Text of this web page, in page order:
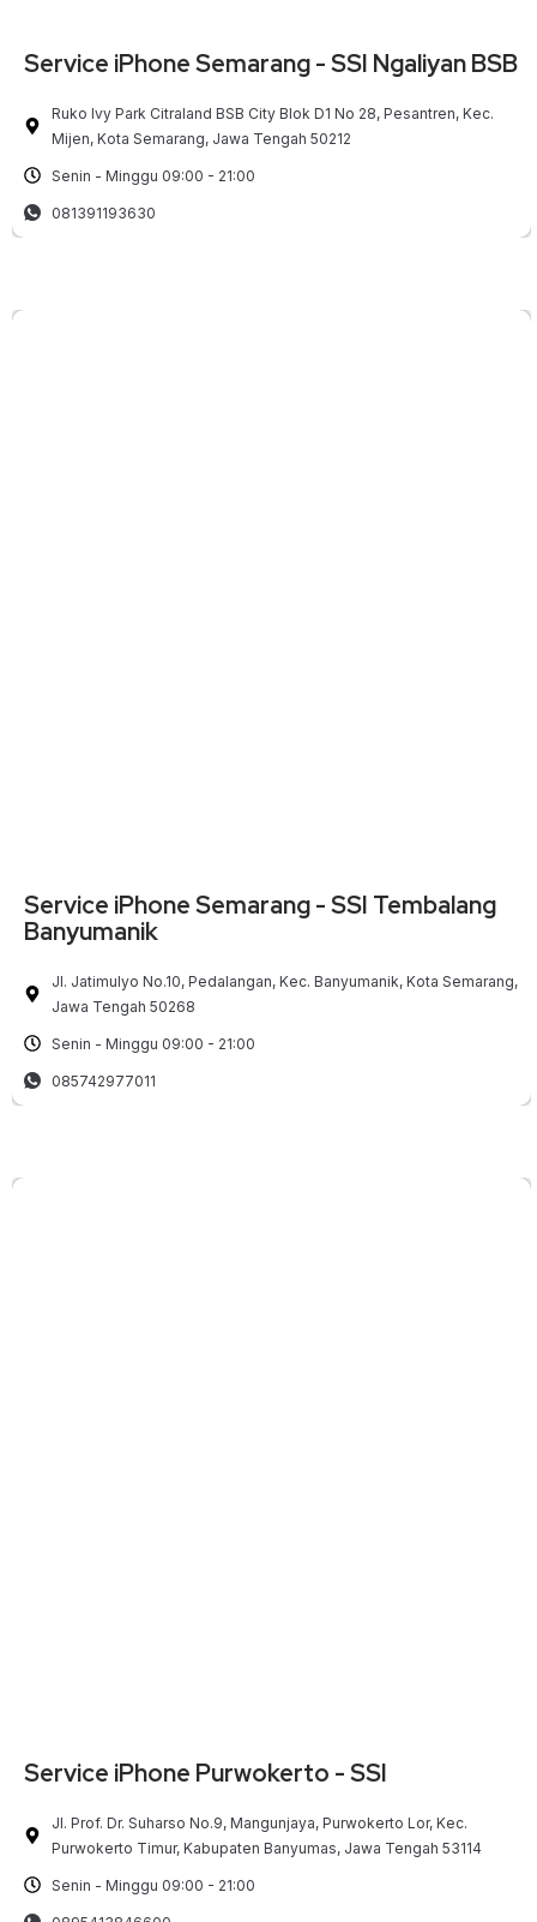
Service iPhone Semarang - SSI Ngaliyan BSB
Ruko Ivy Park Citraland BSB City Blok D1 No 28, Pesantren, Kec.
Mijen, Kota Semarang, Jawa Tengah 50212
Senin - Minggu 09:00 - 21:00
081391193630
Service iPhone Semarang - SSI Tembalang
Banyumanik
Jl. Jatimulyo No.10, Pedalangan, Kec. Banyumanik, Kota Semarang,
Jawa Tengah 50268
Senin - Minggu 09:00 - 21:00
085742977011
Service iPhone Purwokerto - SSI
Jl. Prof. Dr. Suharso No.9, Mangunjaya, Purwokerto Lor, Kec.
Purwokerto Timur, Kabupaten Banyumas, Jawa Tengah 53114
Senin - Minggu 09:00 - 21:00